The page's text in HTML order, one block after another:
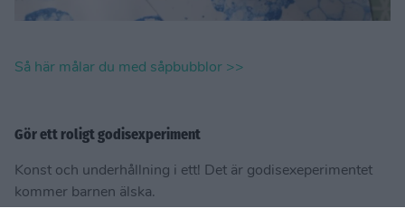
Så här målar du med såpbubblor >>
Gör ett roligt godisexperiment
Konst och underhållning i ett! Det är godisexeperimentet
kommer barnen älska.